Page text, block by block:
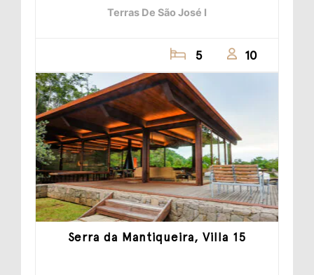
Terras De São José I
5 10
Serra da Mantiqueira, Villa 15